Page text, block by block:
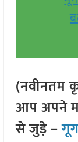
(नवीनतम
आप अपने
से जुड़े –